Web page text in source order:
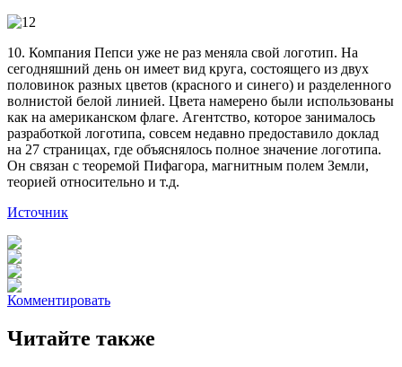
10. Компания Пепси уже не раз меняла свой логотип. На
сегодняшний день он имеет вид круга, состоящего из двух
половинок разных цветов (красного и синего) и разделенного
волнистой белой линией. Цвета намерено были использованы
как на американском флаге. Агентство, которое занималось
разработкой логотипа, совсем недавно предоставило доклад
на 27 страницах, где объяснялось полное значение логотипа.
Он связан с теоремой Пифагора, магнитным полем Земли,
теорией относительно и т.д.
Источник
Комментировать
Читайте также